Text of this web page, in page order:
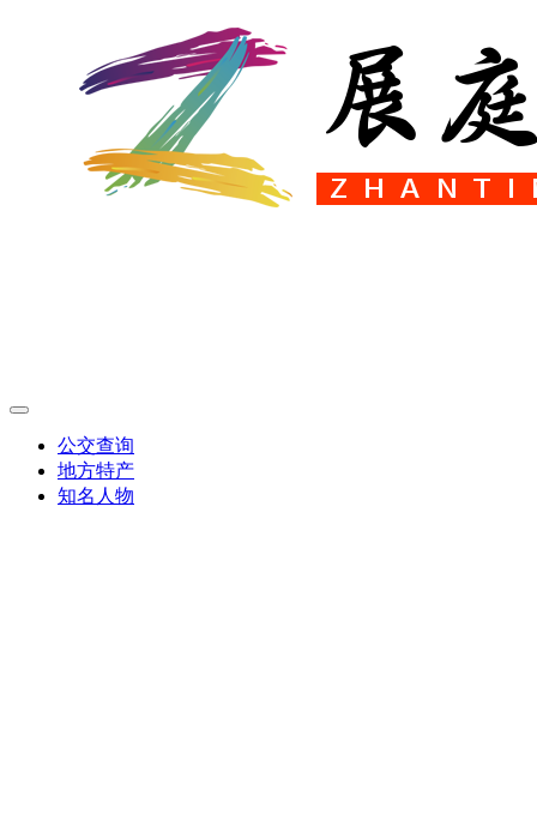
公交查询
地方特产
知名人物